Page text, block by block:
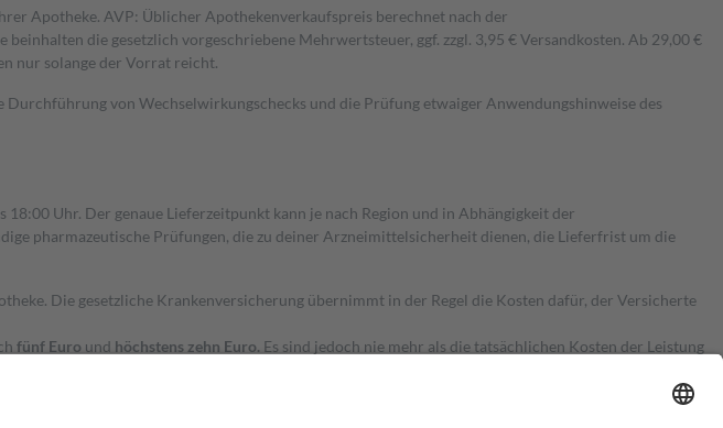
Apotheke. AVP: Üblicher Apothekenverkaufspreis berechnet nach der
die gesetzlich vorgeschriebene Mehrwertsteuer, ggf. zzgl. 3,95 € Versandkosten. Ab 29,00 €
nur solange der Vorrat reicht.
von Wechselwirkungschecks und die Prüfung etwaiger Anwendungshinweise des
Uhr. Der genaue Lieferzeitpunkt kann je nach Region und in Abhängigkeit der
pharmazeutische Prüfungen, die zu deiner Arzneimittelsicherheit dienen, die Lieferfrist um die
Die gesetzliche Krankenversicherung übernimmt in der Regel die Kosten dafür, der Versicherte
fünf Euro und höchstens zehn Euro. Es sind jedoch nie mehr als die tatsächlichen Kosten der Leistung